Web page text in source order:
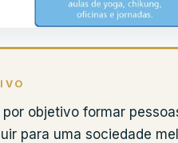
por objetivo formar
para uma sociedade